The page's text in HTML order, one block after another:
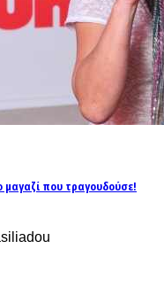
που τραγουδούσε!